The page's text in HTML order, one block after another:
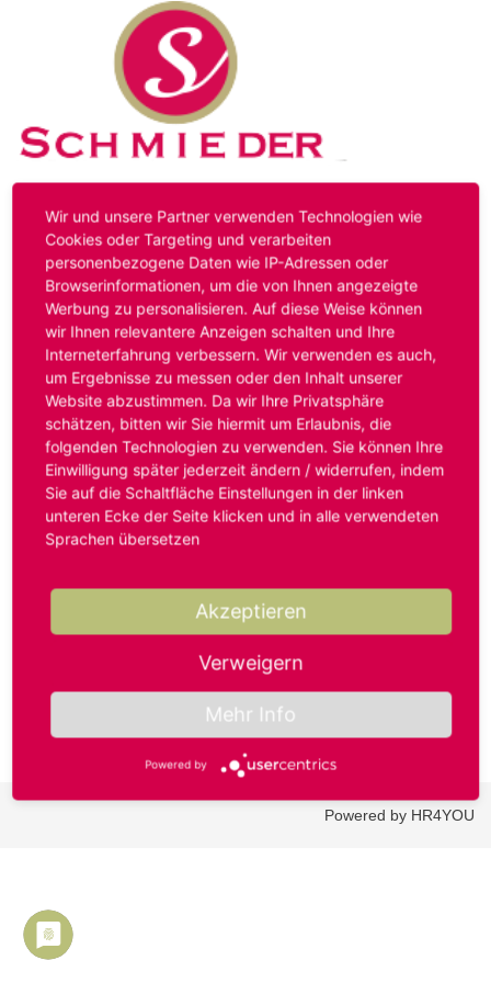
Kontakt Impressum Datenschutz
Hinweis:Das von ihnen aufgerufene Stellenangebot ist
bereits ausgelaufen. Alternative Stellenanzeigen finden
Sie unter:
www.schmieder-personal.de/stellenangebote
Oder Sie bewerben sich
initiativund wir suchen für Sie
passende Stellenangebote.
Anmelden
Benutzername oder E-Mail-Adresse*
Passwort*
Powered by HR4YOU
Wir und unsere Partner verwenden Technologien wie
Cookies oder Targeting und verarbeiten
personenbezogene Daten wie IP-Adressen oder
Browserinformationen, um die von Ihnen angezeigte
Werbung zu personalisieren. Auf diese Weise können
wir Ihnen relevantere Anzeigen schalten und Ihre
Interneterfahrung verbessern. Wir verwenden es auch,
um Ergebnisse zu messen oder den Inhalt unserer
Website abzustimmen. Da wir Ihre Privatsphäre
schätzen, bitten wir Sie hiermit um Erlaubnis, die
folgenden Technologien zu verwenden. Sie können Ihre
Einwilligung später jederzeit ändern / widerrufen, indem
Sie auf die Schaltfläche Einstellungen in der linken
unteren Ecke der Seite klicken und in alle verwendeten
Sprachen übersetzen
Akzeptieren
Verweigern
Mehr Info
Powered by